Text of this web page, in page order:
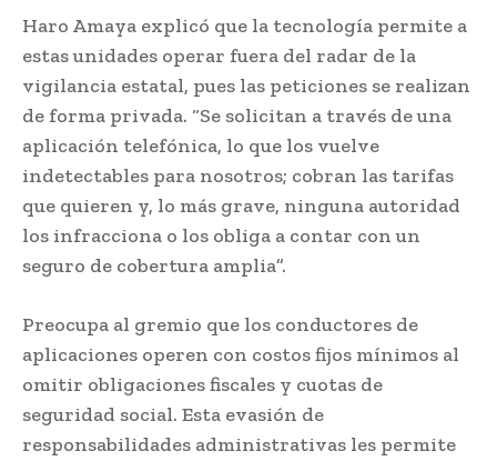
Haro Amaya explicó que la tecnología permite a
estas unidades operar fuera del radar de la
vigilancia estatal, pues las peticiones se realizan
de forma privada. “Se solicitan a través de una
aplicación telefónica, lo que los vuelve
indetectables para nosotros; cobran las tarifas
que quieren y, lo más grave, ninguna autoridad
los infracciona o los obliga a contar con un
seguro de cobertura amplia”.
Preocupa al gremio que los conductores de
aplicaciones operen con costos fijos mínimos al
omitir obligaciones fiscales y cuotas de
seguridad social. Esta evasión de
responsabilidades administrativas les permite